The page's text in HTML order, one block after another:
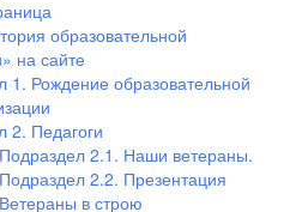
образовательной
на сайте
1. Рождение образовательной
2. Педагоги
Подраздел 2.1. Наши ветераны.
Подраздел 2.2. Презентация
Ветераны в строю